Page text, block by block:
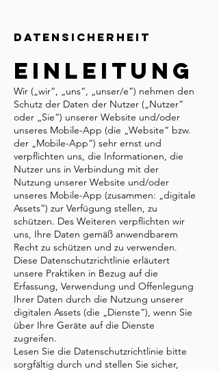
Datensicherheit
Einleitung
Wir („wir“, „uns“, „unser/e“) nehmen den
Schutz der Daten der Nutzer („Nutzer“
oder „Sie“) unserer Website und/oder
unseres Mobile-App (die „Website“ bzw.
der „Mobile-App“) sehr ernst und
verpflichten uns, die Informationen, die
Nutzer uns in Verbindung mit der
Nutzung unserer Website und/oder
unseres Mobile-App (zusammen: „digitale
Assets“) zur Verfügung stellen, zu
schützen. Des Weiteren verpflichten wir
uns, Ihre Daten gemäß anwendbarem
Recht zu schützen und zu verwenden.
Diese Datenschutzrichtlinie erläutert
unsere Praktiken in Bezug auf die
Erfassung, Verwendung und Offenlegung
Ihrer Daten durch die Nutzung unserer
digitalen Assets (die „Dienste“), wenn Sie
über Ihre Geräte auf die Dienste
zugreifen.
Lesen Sie die Datenschutzrichtlinie bitte
sorgfältig durch und stellen Sie sicher,